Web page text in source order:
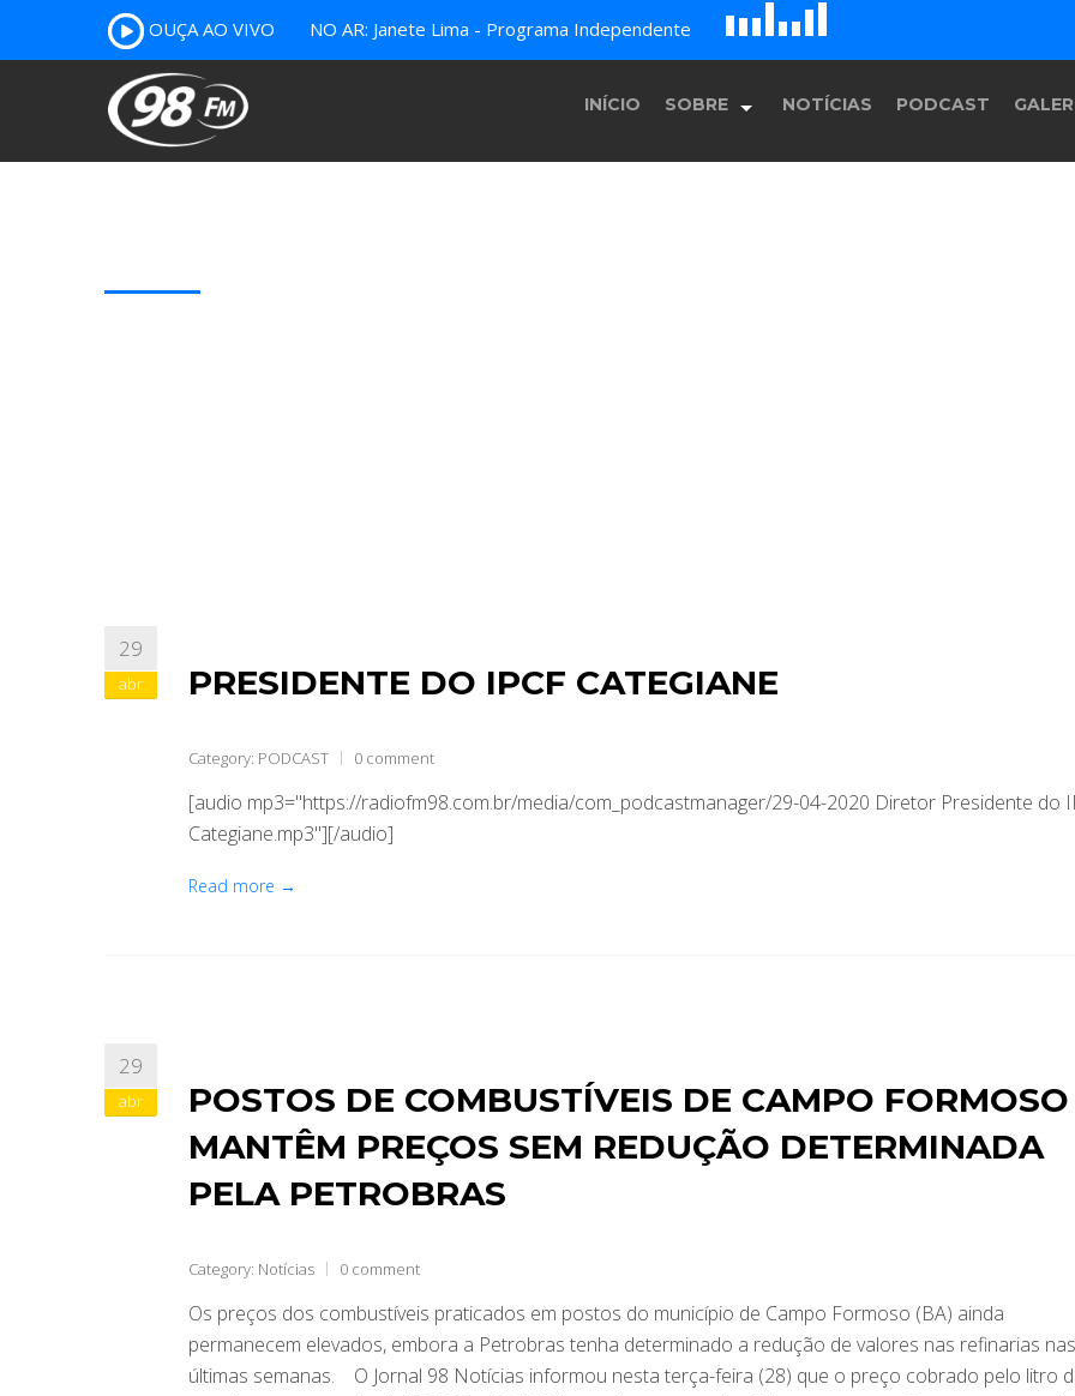
OUÇA AO VIVO NO AR: Janete Lima - Programa Independente A B c
D
E F G
INÍCIO SOBRE NOTÍCIAS PODCAST
29
abr PRESIDENTE DO IPCF CATEGIANE
Category: PODCAST 0 comment
[audio mp3="https://radiofm98.com.br/media/com_podcastmanager/29-04-2020 Diretor Presidente do
Categiane.mp3"][/audio]
Read more →
29
abr
POSTOS DE COMBUSTÍVEIS DE CAMPO FORMOSO
MANTÊM PREÇOS SEM REDUÇÃO DETERMINADA
PELA PETROBRAS
Category: Notícias 0 comment
Os preços dos combustíveis praticados em postos do município de Campo Formoso (BA) ainda
permanecem elevados, embora a Petrobras tenha determinado a redução de valores nas refinarias nas
últimas semanas. O Jornal 98 Notícias informou nesta terça-feira (28) que o preço cobrado pelo litro